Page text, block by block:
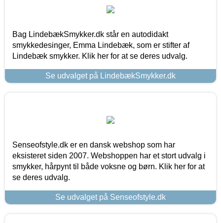
Bag LindebækSmykker.dk står en autodidakt
smykkedesinger, Emma Lindebæk, som er stifter af
Lindebæk smykker. Klik her for at se deres udvalg.
Se udvalget på LindebækSmykker.dk
Senseofstyle.dk er en dansk webshop som har
eksisteret siden 2007. Webshoppen har et stort udvalg i
smykker, hårpynt til både voksne og børn. Klik her for at
se deres udvalg.
Se udvalget på Senseofstyle.dk